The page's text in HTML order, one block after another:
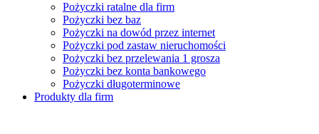
Pożyczki ratalne dla firm
Pożyczki bez baz
Pożyczki na dowód przez internet
Pożyczki pod zastaw nieruchomości
Pożyczki bez przelewania 1 grosza
Pożyczki bez konta bankowego
Pożyczki długoterminowe
Produkty dla firm